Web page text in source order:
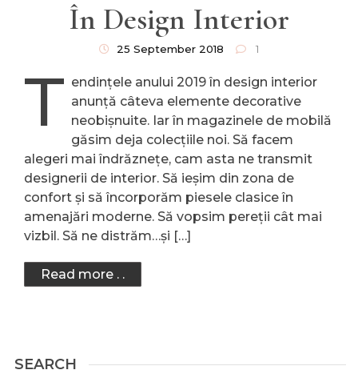
SEARCH
În Design Interior
25 September 2018 1
T endințele anului 2019 în design interior
anunță câteva elemente decorative
neobișnuite. Iar în magazinele de mobilă
găsim deja colecțiile noi. Să facem
alegeri mai îndrăznețe, cam asta ne transmit
designerii de interior. Să ieșim din zona de
confort și să încorporăm piesele clasice în
amenajări moderne. Să vopsim pereții cât mai
vizbil. Să ne distrăm…și […]
Read more . .